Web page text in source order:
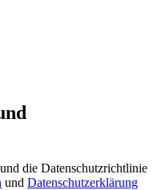
die Datenschutzrichtlinie
und Datenschutzerklärung